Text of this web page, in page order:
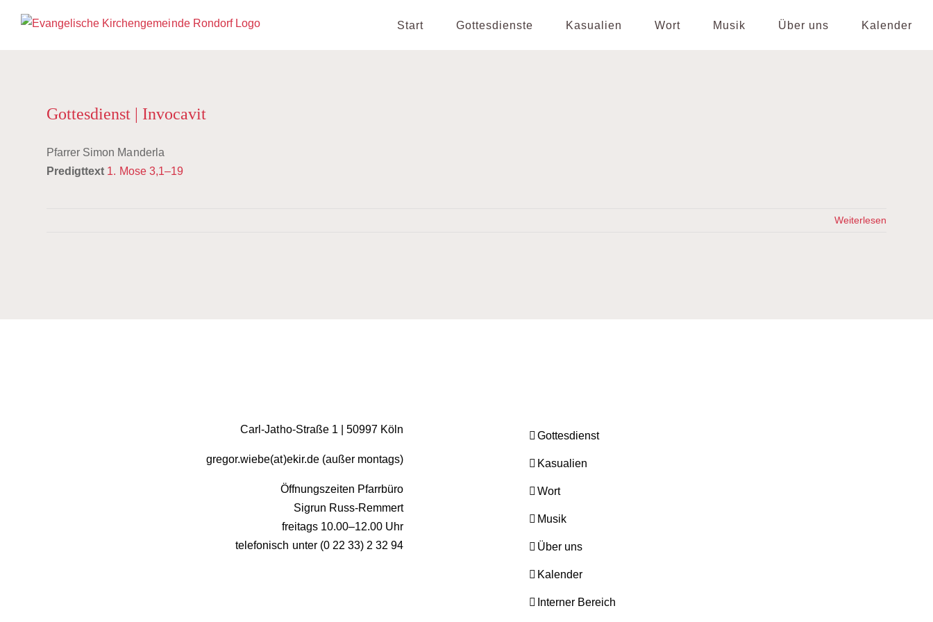
Inhalt
Start Gottesdienste Kasualien Wort Musik Über uns Kalender
Gottesdienst | Invocavit
Pfarrer Simon Manderla
Predigttext 1. Mose 3,1–19
Weiterlesen
Carl-Jatho-Straße 1 | 50997 Köln
gregor.wiebe(at)ekir.de (außer montags)
Öffnungszeiten Pfarrbüro
Sigrun Russ-Remmert
freitags 10.00–12.00 Uhr
telefonisch unter (0 22 33) 2 32 94
Gottesdienst
Kasualien
Wort
Musik
Über uns
Kalender
Interner Bereich